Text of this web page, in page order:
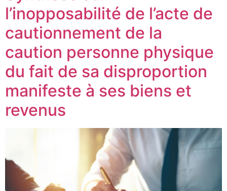
l’inopposabilité de l’acte de
cautionnement de la
caution personne physique
du fait de sa disproportion
manifeste à ses biens et
revenus